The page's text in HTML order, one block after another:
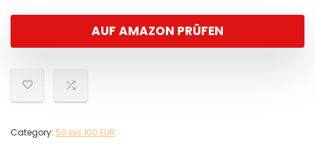
AUF AMAZON PRÜFEN
Category: 50 bis 100 EUR